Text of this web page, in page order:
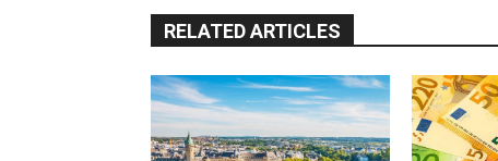
RELATED ARTICLES